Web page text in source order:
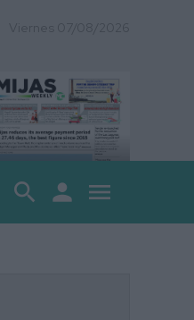
search person menu